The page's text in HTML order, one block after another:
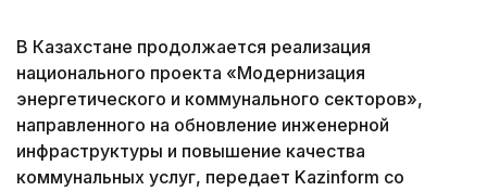
В Казахстане продолжается реализация
национального проекта «Модернизация
энергетического и коммунального секторов»,
направленного на обновление инженерной
инфраструктуры и повышение качества
коммунальных услуг, передает Kazinform со